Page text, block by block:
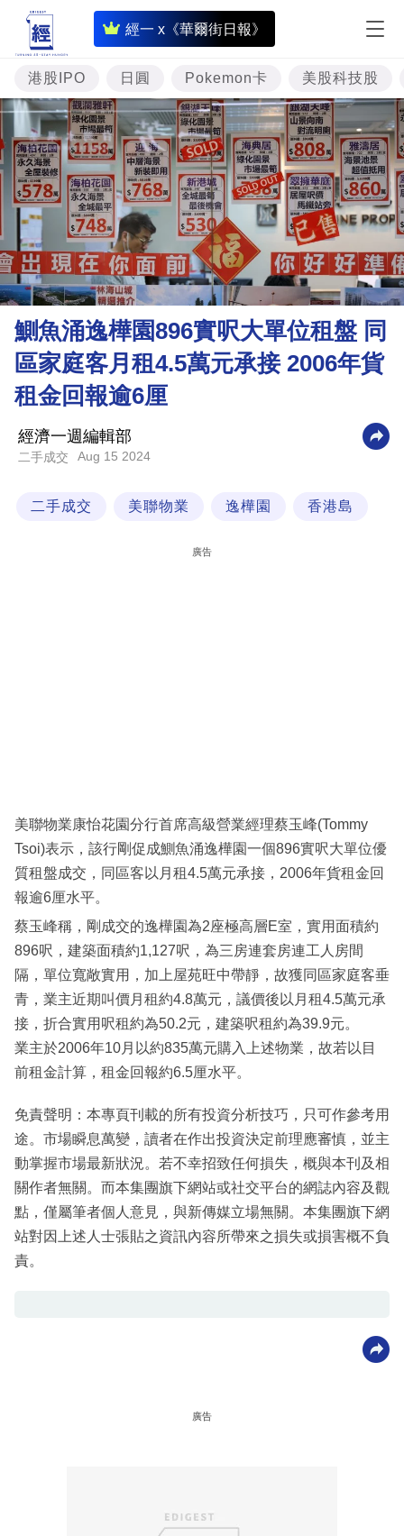
經一 x《華爾街日報》
即
時
財
經
專
題
投
資
樓
市
理
財
商
業
科
技
港股IPO 日圓 Pokemon卡 美股科技股
鰂魚涌逸樺園896實呎大單位租盤 同
區家庭客月租4.5萬元承接 2006年貨
租金回報逾6厘
經濟一週編輯部
二手成交 Aug 15 2024
二手成交 美聯物業 逸樺園 香港島
廣告
美聯物業康怡花園分行首席高級營業經理蔡玉峰(Tommy
Tsoi)表示，該行剛促成鰂魚涌逸樺園一個896實呎大單位優
質租盤成交，同區客以月租4.5萬元承接，2006年貨租金回
報逾6厘水平。
蔡玉峰稱，剛成交的逸樺園為2座極高層E室，實用面積約
896呎，建築面積約1,127呎，為三房連套房連工人房間
隔，單位寬敞實用，加上屋苑旺中帶靜，故獲同區家庭客垂
青，業主近期叫價月租約4.8萬元，議價後以月租4.5萬元承
接，折合實用呎租約為50.2元，建築呎租約為39.9元。
業主於2006年10月以約835萬元購入上述物業，故若以目
前租金計算，租金回報約6.5厘水平。
免責聲明：本專頁刊載的所有投資分析技巧，只可作參考用
途。市場瞬息萬變，讀者在作出投資決定前理應審慎，並主
動掌握市場最新狀況。若不幸招致任何損失，概與本刊及相
關作者無關。而本集團旗下網站或社交平台的網誌內容及觀
點，僅屬筆者個人意見，與新傳媒立場無關。本集團旗下網
站對因上述人士張貼之資訊內容所帶來之損失或損害概不負
責。
廣告